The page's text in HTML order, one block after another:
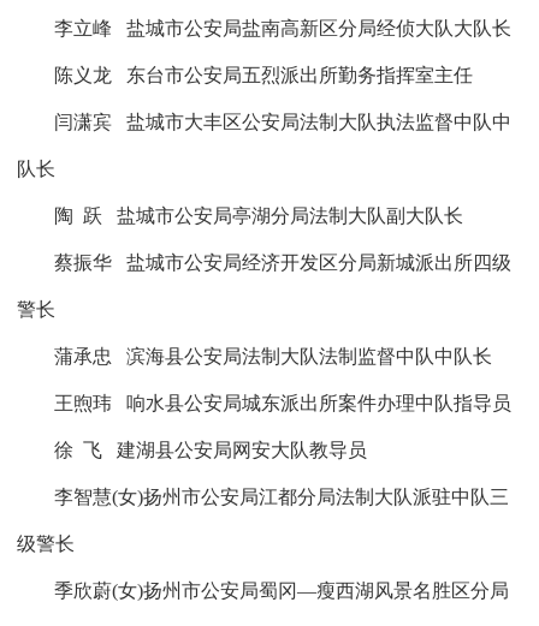
李立峰 盐城市公安局盐南高新区分局经侦大队大队长
陈义龙 东台市公安局五烈派出所勤务指挥室主任
闫潇宾 盐城市大丰区公安局法制大队执法监督中队中
队长
陶 跃 盐城市公安局亭湖分局法制大队副大队长
蔡振华 盐城市公安局经济开发区分局新城派出所四级
警长
蒲承忠 滨海县公安局法制大队法制监督中队中队长
王煦玮 响水县公安局城东派出所案件办理中队指导员
徐 飞 建湖县公安局网安大队教导员
李智慧(女)扬州市公安局江都分局法制大队派驻中队三
级警长
季欣蔚(女)扬州市公安局蜀冈—瘦西湖风景名胜区分局